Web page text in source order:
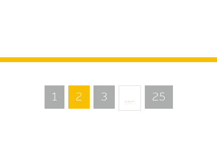
1 2 3 .... 25